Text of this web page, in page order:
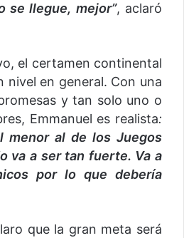
se llegue, mejor”, aclaró
el certamen continental
nivel en general. Con una
y tan solo uno o
Emmanuel es realista:
menor al de los Juegos
va a ser tan fuerte. Va a
por lo que debería
que la gran meta será